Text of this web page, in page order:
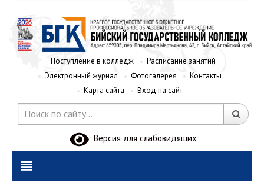
Поступление в колледж
Расписание занятий
Электронный журнал
Фотогалерея
Контакты
Карта сайта
Вход на сайт
Версия для слабовидящих